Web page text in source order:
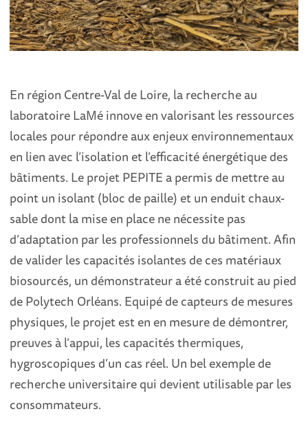
En région Centre-Val de Loire, la recherche au
laboratoire LaMé innove en valorisant les ressources
locales pour répondre aux enjeux environnementaux
en lien avec l’isolation et l’efficacité énergétique des
bâtiments. Le projet PEPITE a permis de mettre au
point un isolant (bloc de paille) et un enduit chaux-
sable dont la mise en place ne nécessite pas
d’adaptation par les professionnels du bâtiment. Afin
de valider les capacités isolantes de ces matériaux
biosourcés, un démonstrateur a été construit au pied
de Polytech Orléans. Equipé de capteurs de mesures
physiques, le projet est en en mesure de démontrer,
preuves à l’appui, les capacités thermiques,
hygroscopiques d’un cas réel. Un bel exemple de
recherche universitaire qui devient utilisable par les
consommateurs.